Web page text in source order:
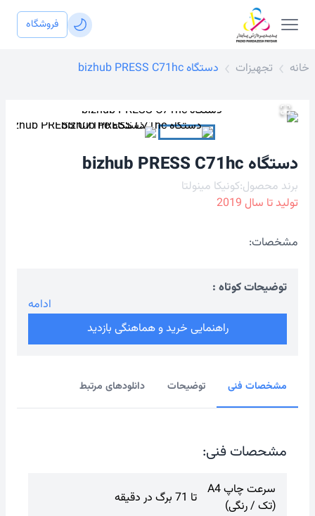
فروشگاه
خانه تجهیزات دستگاه bizhub PRESS C71hc
دستگاه bizhub PRESS C71hc
برند محصول:کونیکا مینولتا
تولید تا سال 2019
مشخصات:
توضیحات کوتاه :
ادامه
راهنمایی خرید و هماهنگی بازدید
مشخصات فنی توضیحات دانلودهای مرتبط
مشحصات فنی:
سرعت چاپ A4
(تک / رنگی)
تا 71 برگ در دقیقه